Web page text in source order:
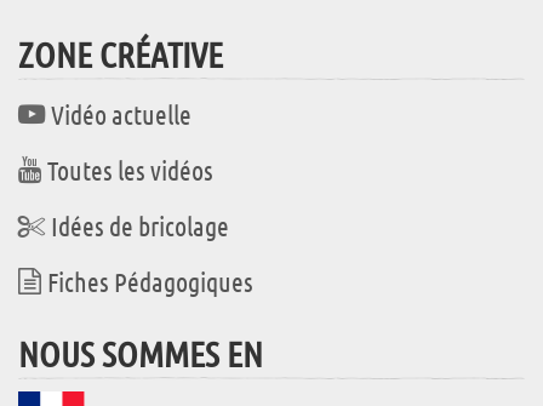
ZONE CRÉATIVE
Vidéo actuelle
Toutes les vidéos
Idées de bricolage
Fiches Pédagogiques
NOUS SOMMES EN